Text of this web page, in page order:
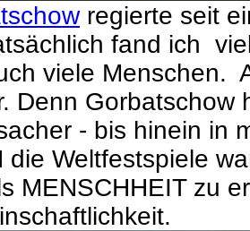
regierte seit
fand ich
viele Menschen.
Denn Gorbatschow
- bis hinein in
die Weltfestspiele
MENSCHHEIT zu